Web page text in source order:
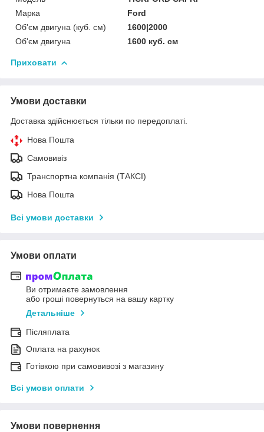
Марка
Ford
Об'єм двигуна (куб. см)
1600|2000
Об'єм двигуна
1600 куб. cм
Приховати
Умови доставки
Доставка здійснюється тільки по передоплаті.
Нова Пошта
Самовивіз
Транспортна компанія (ТАКСІ)
Нова Пошта
Всі умови доставки
Умови оплати
Ви отримаєте замовлення
або гроші повернуться на вашу картку
Детальніше
Післяплата
Оплата на рахунок
Готівкою при самовивозі з магазину
Всі умови оплати
Умови повернення